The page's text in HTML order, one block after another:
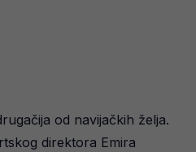
od navijačkih želja.
direktora Emira